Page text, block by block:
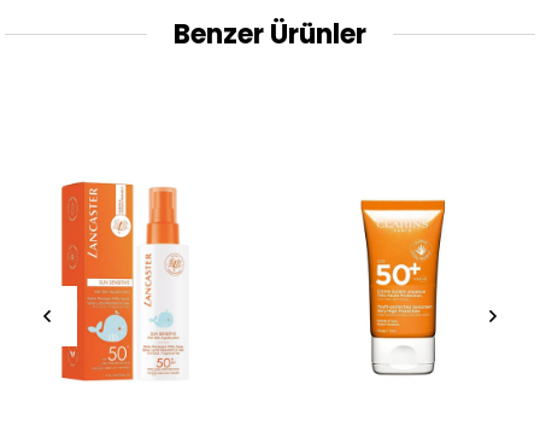
Benzer Ürünler